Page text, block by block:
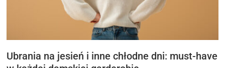
Ubrania na jesień i inne chłodne dni: must-have